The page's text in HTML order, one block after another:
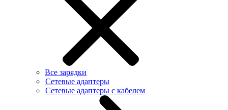
Все зарядки
Сетевые адаптеры
Сетевые адаптеры с кабелем